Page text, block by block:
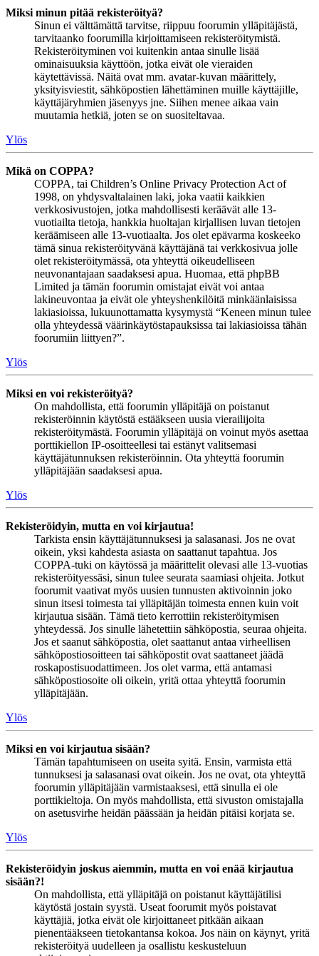
Miksi minun pitää rekisteröityä?
Sinun ei välttämättä tarvitse, riippuu foorumin ylläpitäjästä,
tarvitaanko foorumilla kirjoittamiseen rekisteröitymistä.
Rekisteröityminen voi kuitenkin antaa sinulle lisää
ominaisuuksia käyttöön, jotka eivät ole vieraiden
käytettävissä. Näitä ovat mm. avatar-kuvan määrittely,
yksityisviestit, sähköpostien lähettäminen muille käyttäjille,
käyttäjäryhmien jäsenyys jne. Siihen menee aikaa vain
muutamia hetkiä, joten se on suositeltavaa.
Ylös
Mikä on COPPA?
COPPA, tai Children’s Online Privacy Protection Act of
1998, on yhdysvaltalainen laki, joka vaatii kaikkien
verkkosivustojen, jotka mahdollisesti keräävät alle 13-
vuotiailta tietoja, hankkia huoltajan kirjallisen luvan tietojen
keräämiseen alle 13-vuotiaalta. Jos olet epävarma koskeeko
tämä sinua rekisteröityvänä käyttäjänä tai verkkosivua jolle
olet rekisteröitymässä, ota yhteyttä oikeudelliseen
neuvonantajaan saadaksesi apua. Huomaa, että phpBB
Limited ja tämän foorumin omistajat eivät voi antaa
lakineuvontaa ja eivät ole yhteyshenkilöitä minkäänlaisissa
lakiasioissa, lukuunottamatta kysymystä “Keneen minun tulee
olla yhteydessä väärinkäytöstapauksissa tai lakiasioissa tähän
foorumiin liittyen?”.
Ylös
Miksi en voi rekisteröityä?
On mahdollista, että foorumin ylläpitäjä on poistanut
rekisteröinnin käytöstä estääkseen uusia vierailijoita
rekisteröitymästä. Foorumin ylläpitäjä on voinut myös asettaa
porttikiellon IP-osoitteellesi tai estänyt valitsemasi
käyttäjätunnuksen rekisteröinnin. Ota yhteyttä foorumin
ylläpitäjään saadaksesi apua.
Ylös
Rekisteröidyin, mutta en voi kirjautua!
Tarkista ensin käyttäjätunnuksesi ja salasanasi. Jos ne ovat
oikein, yksi kahdesta asiasta on saattanut tapahtua. Jos
COPPA-tuki on käytössä ja määrittelit olevasi alle 13-vuotias
rekisteröityessäsi, sinun tulee seurata saamiasi ohjeita. Jotkut
foorumit vaativat myös uusien tunnusten aktivoinnin joko
sinun itsesi toimesta tai ylläpitäjän toimesta ennen kuin voit
kirjautua sisään. Tämä tieto kerrottiin rekisteröitymisen
yhteydessä. Jos sinulle lähetettiin sähköpostia, seuraa ohjeita.
Jos et saanut sähköpostia, olet saattanut antaa virheellisen
sähköpostiosoitteen tai sähköpostit ovat saattaneet jäädä
roskapostisuodattimeen. Jos olet varma, että antamasi
sähköpostiosoite oli oikein, yritä ottaa yhteyttä foorumin
ylläpitäjään.
Ylös
Miksi en voi kirjautua sisään?
Tämän tapahtumiseen on useita syitä. Ensin, varmista että
tunnuksesi ja salasanasi ovat oikein. Jos ne ovat, ota yhteyttä
foorumin ylläpitäjään varmistaaksesi, että sinulla ei ole
porttikieltoja. On myös mahdollista, että sivuston omistajalla
on asetusvirhe heidän päässään ja heidän pitäisi korjata se.
Ylös
Rekisteröidyin joskus aiemmin, mutta en voi enää kirjautua
sisään?!
On mahdollista, että ylläpitäjä on poistanut käyttäjätilisi
käytöstä jostain syystä. Useat foorumit myös poistavat
käyttäjiä, jotka eivät ole kirjoittaneet pitkään aikaan
pienentääkseen tietokantansa kokoa. Jos näin on käynyt, yritä
rekisteröityä uudelleen ja osallistu keskusteluun